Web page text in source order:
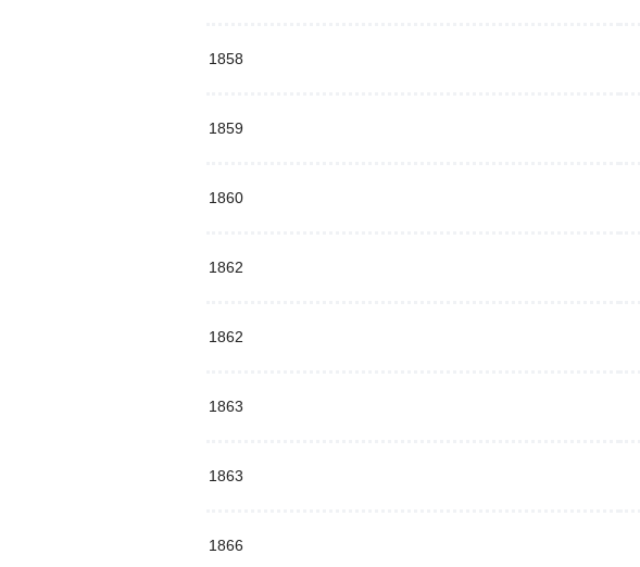
1858
1859
1860
1862
1862
1863
1863
1866